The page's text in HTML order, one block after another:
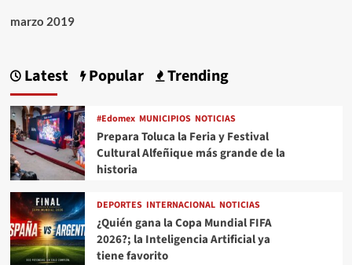
marzo 2019
Latest Popular Trending
#Edomex MUNICIPIOS NOTICIAS
Prepara Toluca la Feria y Festival
Cultural Alfeñique más grande de la
historia
DEPORTES INTERNACIONAL NOTICIAS
¿Quién gana la Copa Mundial FIFA
2026?; la Inteligencia Artificial ya
tiene favorito